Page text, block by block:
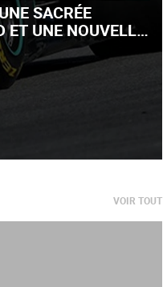
SACRÉE
ET UNE NOUVELLE
VOIR TOUT